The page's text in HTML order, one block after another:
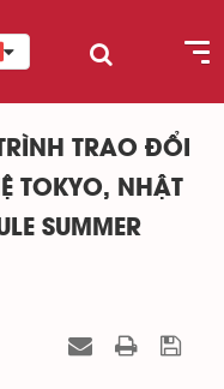
TRAO ĐỔI
TOKYO, NHẬT
SUMMER